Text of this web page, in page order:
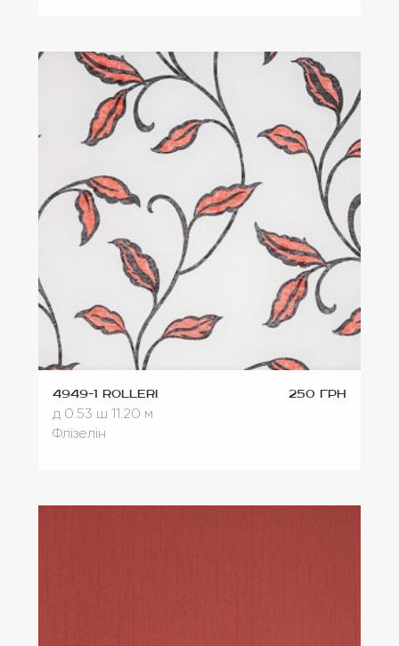
4949-1 Rolleri 250 грн
д 0.53 ш 11.20 м
Флізелін